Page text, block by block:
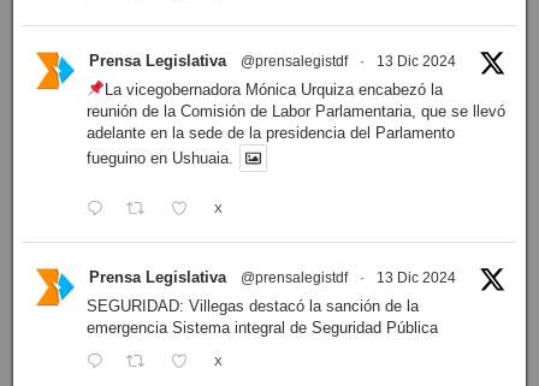
Prensa Legislativa @prensalegistdf · 13 Dic 2024
La vicegobernadora Mónica Urquiza encabezó la
reunión de la Comisión de Labor Parlamentaria, que se llevó
adelante en la sede de la presidencia del Parlamento
fueguino en Ushuaia.
X
Prensa Legislativa @prensalegistdf · 13 Dic 2024
SEGURIDAD: Villegas destacó la sanción de la
emergencia Sistema integral de Seguridad Pública
X